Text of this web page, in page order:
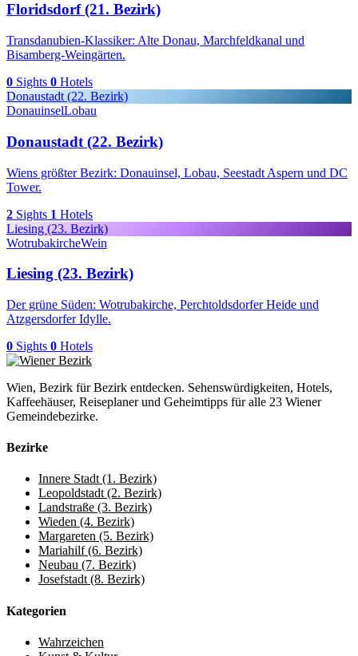
Floridsdorf (21. Bezirk)
Transdanubien-Klassiker: Alte Donau, Marchfeldkanal und
Bisamberg-Weingärten.
0 Sights 0 Hotels
Donaustadt (22. Bezirk)
DonauinselLobau
Donaustadt (22. Bezirk)
Wiens größter Bezirk: Donauinsel, Lobau, Seestadt Aspern und DC
Tower.
2 Sights 1 Hotels
Liesing (23. Bezirk)
WotrubakircheWein
Liesing (23. Bezirk)
Der grüne Süden: Wotrubakirche, Perchtoldsdorfer Heide und
Atzgersdorfer Idylle.
0 Sights 0 Hotels
Wien, Bezirk für Bezirk entdecken. Sehenswürdigkeiten, Hotels,
Kaffeehäuser, Reiseplaner und Geheimtipps für alle 23 Wiener
Gemeindebezirke.
Bezirke
Innere Stadt (1. Bezirk)
Leopoldstadt (2. Bezirk)
Landstraße (3. Bezirk)
Wieden (4. Bezirk)
Margareten (5. Bezirk)
Mariahilf (6. Bezirk)
Neubau (7. Bezirk)
Josefstadt (8. Bezirk)
Kategorien
Wahrzeichen